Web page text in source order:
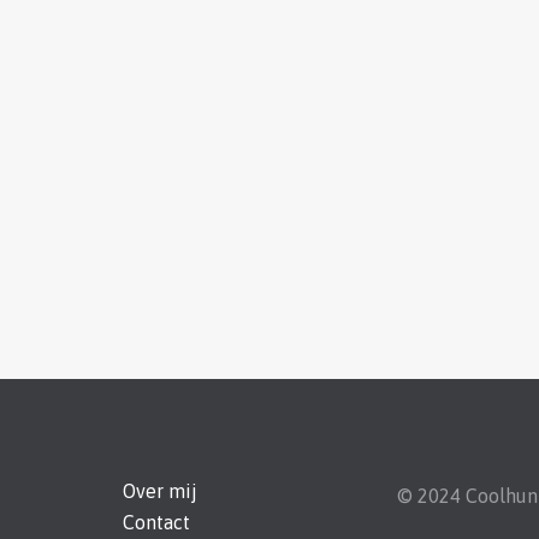
Over mij
Contact
© 2024